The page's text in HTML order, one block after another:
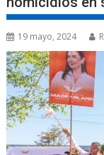
19 mayo, 2024